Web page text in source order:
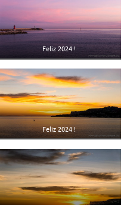
Feliz 2024 !
Feliz 2024 !